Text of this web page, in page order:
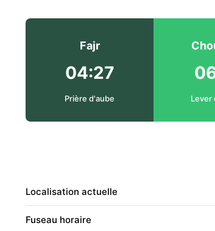
Fajr
04:27
Prière d'aube Lever
Localisation actuelle
Fuseau horaire